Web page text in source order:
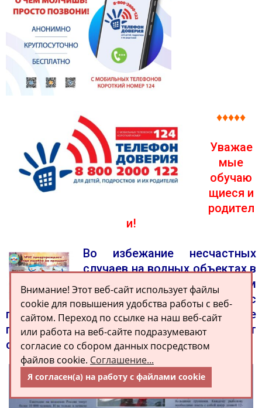
Внимание! Этот веб-сайт использует файлы
cookie для повышения удобства работы с веб-
сайтом. Переход по ссылке на наш веб-сайт
или работа на веб-сайте подразумевают
согласие со сбором данных посредством
файлов cookie. Соглашение...
Я согласен(а) на работу с файлами cookie
♦♦♦♦♦
Уважае
мые
обучаю
щиеся и
родител
и!
Во избежание несчастных
случаев на водных объектах в
зимний период предлагаем
вам познакомиться с
правилами поведения на льду. Соблюдайте
правила безопасности, которые помогут
сберечь жизнь! #безопасность #тонкийлед